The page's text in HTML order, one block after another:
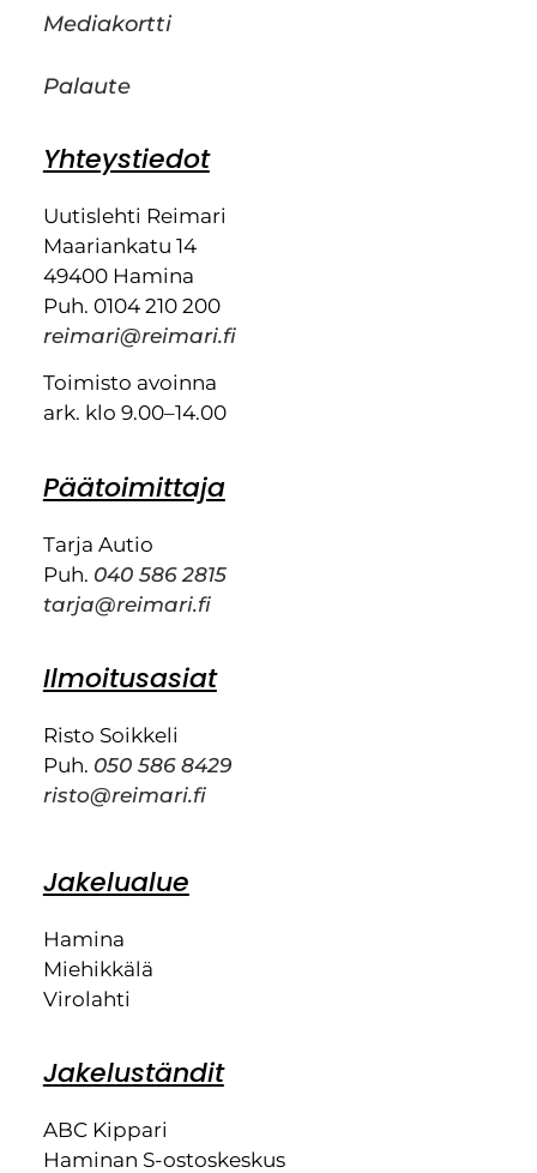
Mediakortti
Palaute
Yhteystiedot
Uutislehti Reimari
Maariankatu 14
49400 Hamina
Puh. 0104 210 200
reimari@reimari.fi
Toimisto avoinna
ark. klo 9.00–14.00
Päätoimittaja
Tarja Autio
Puh. 040 586 2815
tarja@reimari.fi
Ilmoitusasiat
Risto Soikkeli
Puh. 050 586 8429
risto@reimari.fi
Jakelualue
Hamina
Miehikkälä
Virolahti
Jakeluständit
ABC Kippari
Haminan S-ostoskeskus